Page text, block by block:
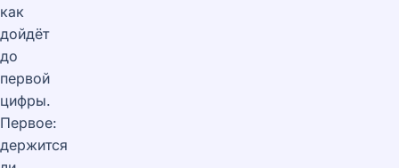
как
дойдёт
до
первой
цифры.
Первое:
держится